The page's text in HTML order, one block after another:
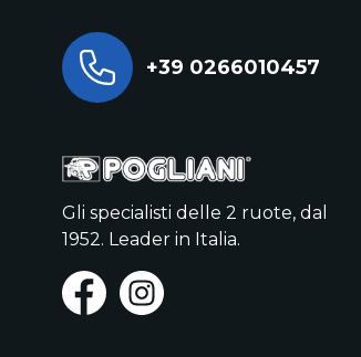
+39 0266010457
Gli specialisti delle 2 ruote, dal
1952. Leader in Italia.